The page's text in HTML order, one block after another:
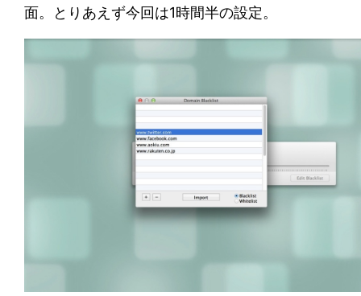
面。とりあえず今回は1時間半の設定。